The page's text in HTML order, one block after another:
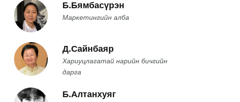
Б.Бямбасүрэн
Маркетингийн алба
Д.Сайнбаяр
Хариуцлагатай нарийн бичгийн
дарга
Б.Алтанхуяг